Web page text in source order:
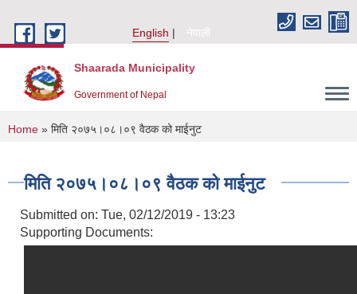
English
नेपाली
Shaarada Municipality
Government of Nepal
You are here
Home » मिति २०७५।०८।०९ वैठक को माईनुट
मिति २०७५।०८।०९ वैठक को माईनुट
Submitted on: Tue, 02/12/2019 - 13:23
Supporting Documents: